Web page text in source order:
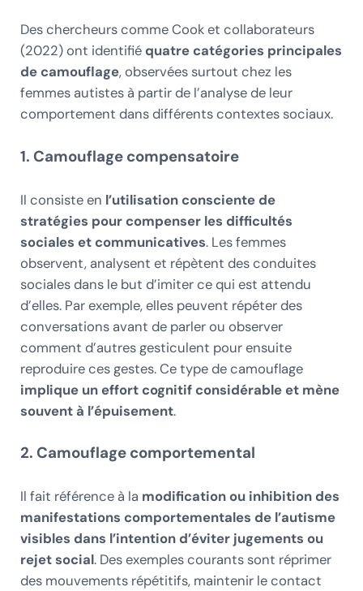
Des chercheurs comme Cook et collaborateurs
(2022) ont identifié quatre catégories principales
de camouflage, observées surtout chez les
femmes autistes à partir de l’analyse de leur
comportement dans différents contextes sociaux.
1. Camouflage compensatoire
Il consiste en l’utilisation consciente de
stratégies pour compenser les difficultés
sociales et communicatives. Les femmes
observent, analysent et répètent des conduites
sociales dans le but d’imiter ce qui est attendu
d’elles. Par exemple, elles peuvent répéter des
conversations avant de parler ou observer
comment d’autres gesticulent pour ensuite
reproduire ces gestes. Ce type de camouflage
implique un effort cognitif considérable et mène
souvent à l’épuisement.
2. Camouflage comportemental
Il fait référence à la modification ou inhibition des
manifestations comportementales de l’autisme
visibles dans l’intention d’éviter jugements ou
rejet social. Des exemples courants sont réprimer
des mouvements répétitifs, maintenir le contact